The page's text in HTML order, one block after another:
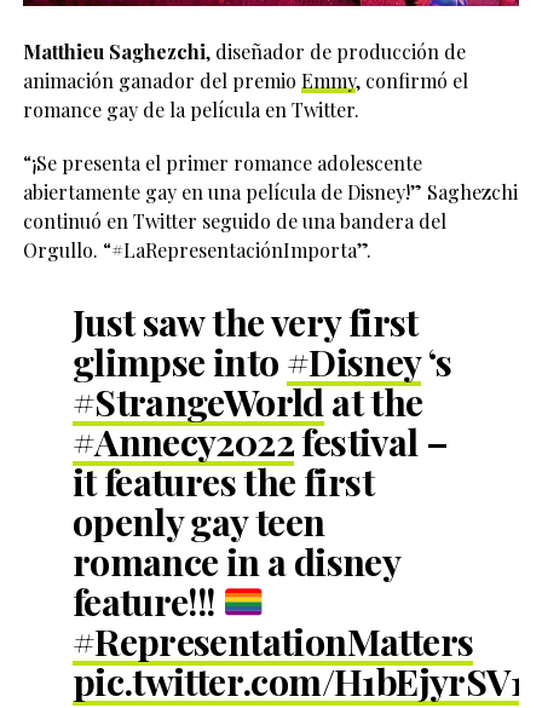
Matthieu Saghezchi, diseñador de producción de
animación ganador del premio Emmy, confirmó el
romance gay de la película en Twitter.
“¡Se presenta el primer romance adolescente
abiertamente gay en una película de Disney!” Saghezchi
continuó en Twitter seguido de una bandera del
Orgullo. “#LaRepresentaciónImporta”.
Just saw the very first
glimpse into#Disney‘s
#StrangeWorldat the
#Annecy2022festival –
it features the first
openly gay teen
romance in a disney
feature!!!
#RepresentationMatters
pic.twitter.com/H1bEjyrSV1